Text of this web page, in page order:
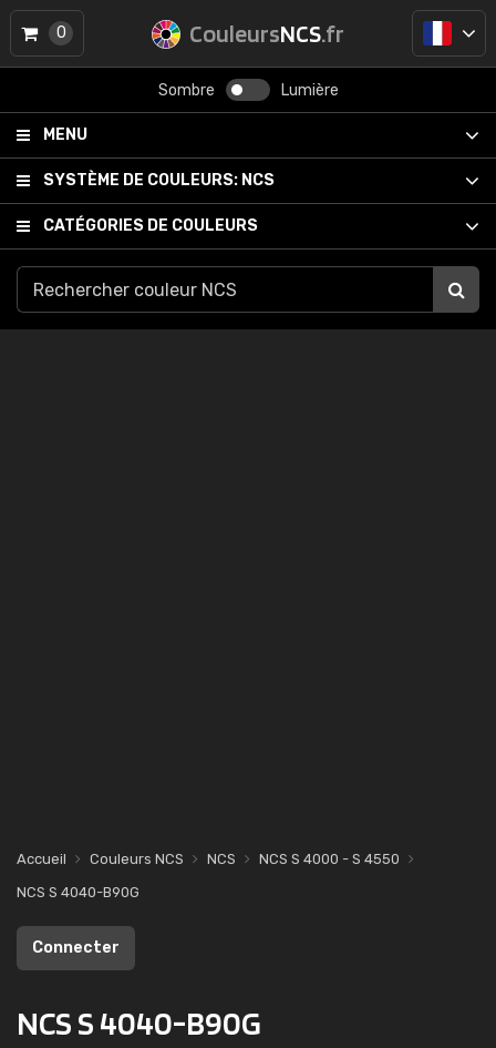
CouleursNCS.fr
Sombre Lumière
MENU
SYSTÈME DE COULEURS: NCS
CATÉGORIES DE COULEURS
0
Accueil Couleurs NCS NCS
NCS S 4000 - S 4550
NCS S 4040-B90G
Connecter
NCS S 4040-B90G